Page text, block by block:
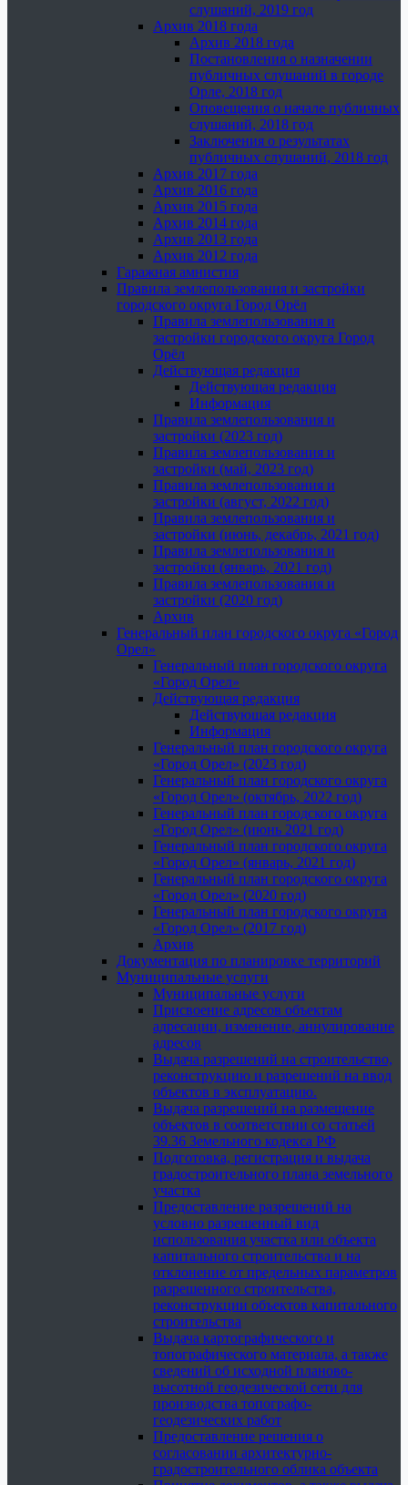
слушаний, 2019 год
Архив 2018 года
Архив 2018 года
Постановления о назначении
публичных слушаний в городе
Орле, 2018 год
Оповещения о начале публичных
слушаний, 2018 год
Заключения о результатах
публичных слушаний, 2018 год
Архив 2017 года
Архив 2016 года
Архив 2015 года
Архив 2014 года
Архив 2013 года
Архив 2012 года
Гаражная амнистия
Правила землепользования и застройки
городского округа Город Орёл
Правила землепользования и
застройки городского округа Город
Орёл
Действующая редакция
Действующая редакция
Информация
Правила землепользования и
застройки (2023 год)
Правила землепользования и
застройки (май, 2023 год)
Правила землепользования и
застройки (август, 2022 год)
Правила землепользования и
застройки (июнь, декабрь, 2021 год)
Правила землепользования и
застройки (январь, 2021 год)
Правила землепользования и
застройки (2020 год)
Архив
Генеральный план городского округа «Город
Орел»
Генеральный план городского округа
«Город Орел»
Действующая редакция
Действующая редакция
Информация
Генеральный план городского округа
«Город Орел» (2023 год)
Генеральный план городского округа
«Город Орел» (октябрь, 2022 год)
Генеральный план городского округа
«Город Орел» (июнь 2021 год)
Генеральный план городского округа
«Город Орел» (январь, 2021 год)
Генеральный план городского округа
«Город Орел» (2020 год)
Генеральный план городского округа
«Город Орел» (2017 год)
Архив
Документация по планировке территорий
Муниципальные услуги
Муниципальные услуги
Присвоение адресов объектам
адресации, изменение, аннулирование
адресов
Выдача разрешений на строительство,
реконструкцию и разрешений на ввод
объектов в эксплуатацию.
Выдача разрешений на размещение
объектов в соответствии со статьей
39.36 Земельного кодекса РФ
Подготовка, регистрация и выдача
градостроительного плана земельного
участка
Предоставление разрешений на
условно разрешенный вид
использования участка или объекта
капитального строительства и на
отклонение от предельных параметров
разрешенного строительства,
реконструкции объектов капитального
строительства
Выдача картографического и
топографического материала, а также
сведений об исходной планово-
высотной геодезической сети для
производства топографо-
геодезических работ
Предоставление решения о
согласовании архитектурно-
градостроительного облика объекта